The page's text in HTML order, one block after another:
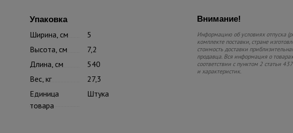
Упаковка
Ширина, см
5
Высота, см
7,2
Длина, см
540
Вес, кг
27,3
Единица
товара
Штука
Внимание!
Информацию об условиях отпуска
комплекте поставки, стране
стоимость доставки
продавца. Вся информация о
соответствии с пунктом 2 статьи
и характеристик.